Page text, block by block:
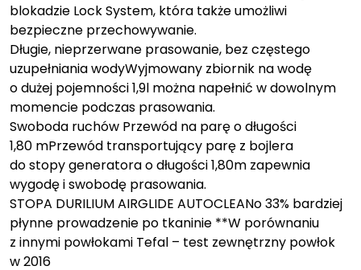
blokadzie Lock System, która także umożliwi
bezpieczne przechowywanie.
Długie, nieprzerwane prasowanie, bez częstego
uzupełniania wodyWyjmowany zbiornik na wodę
o dużej pojemności 1,9l można napełnić w dowolnym
momencie podczas prasowania.
Swoboda ruchów Przewód na parę o długości
1,80 mPrzewód transportujący parę z bojlera
do stopy generatora o długości 1,80m zapewnia
wygodę i swobodę prasowania.
STOPA DURILIUM AIRGLIDE AUTOCLEANo 33% bardziej
płynne prowadzenie po tkaninie **W porównaniu
z innymi powłokami Tefal – test zewnętrzny powłok
w 2016